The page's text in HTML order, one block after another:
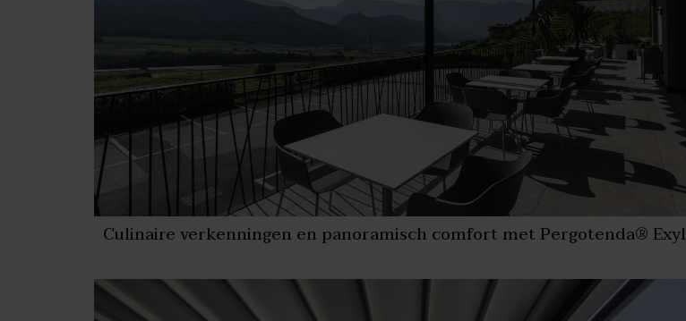
Culinaire verkenningen en panoramisch comfort met Pergotenda® Exyl